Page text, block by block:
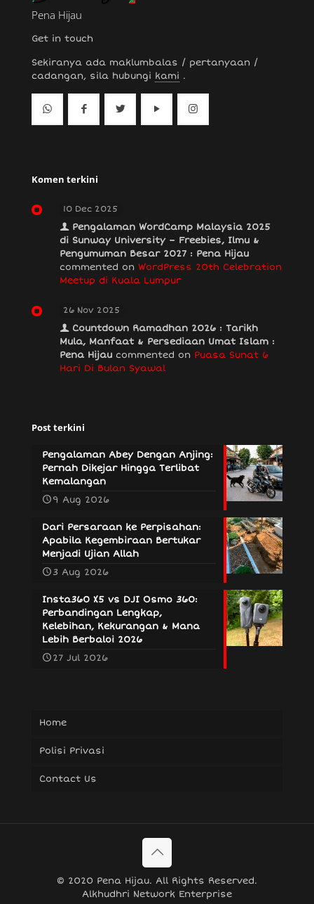
Pena Hijau
Get in touch
Sekiranya ada maklumbalas / pertanyaan /
cadangan, sila hubungi kami .
Komen terkini
10 Dec 2025
Pengalaman WordCamp Malaysia 2025
di Sunway University – Freebies, Ilmu &
Pengumuman Besar 2027 : Pena Hijau
commented on WordPress 20th Celebration
Meetup di Kuala Lumpur
26 Nov 2025
Countdown Ramadhan 2026 : Tarikh
Mula, Manfaat & Persediaan Umat Islam :
Pena Hijau commented on Puasa Sunat 6
Hari Di Bulan Syawal
Post terkini
Pengalaman Abey Dengan Anjing:
Pernah Dikejar Hingga Terlibat
Kemalangan
9 Aug 2026
Dari Persaraan ke Perpisahan:
Apabila Kegembiraan Bertukar
Menjadi Ujian Allah
3 Aug 2026
Insta360 X5 vs DJI Osmo 360:
Perbandingan Lengkap,
Kelebihan, Kekurangan & Mana
Lebih Berbaloi 2026
27 Jul 2026
Home
Polisi Privasi
Contact Us
© 2020 Pena Hijau. All Rights Reserved.
Alkhudhri Network Enterprise